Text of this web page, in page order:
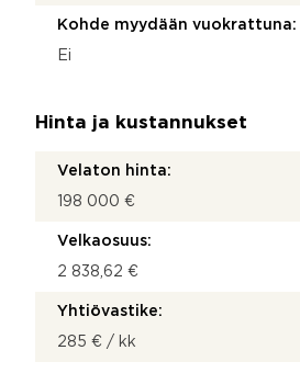
Kohde myydään vuokrattuna:
Ei
Hinta ja kustannukset
Velaton hinta:
198 000 €
Velkaosuus:
2 838,62 €
Yhtiövastike:
285 € / kk